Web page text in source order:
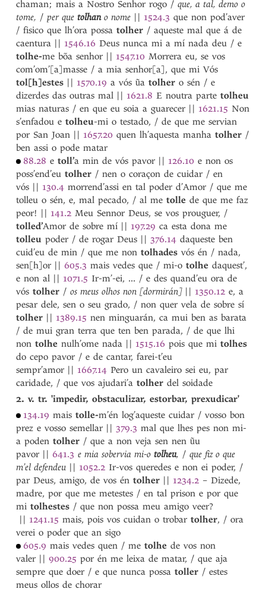
touço
touquinegra
Touro
toutuço
trabalhar
trabalho
traedor
traedor
traer
traer2
tragazeite
trager
traicion
traiçon
trajeitador
trajeitar
tralado
trameter
Trancoso
transida
transido
transido
transmoleira
tras
trasfumada
*trasfumado
trasnoitar
traspassada
traspassado
trastempada
trastempado
trastornada
trastornado
trastornar
travador
travar
trazer
trebelhador
trebelhar
trebelho
Treeçon
treedor
tregoa
tremer
treminhar
chaman; mais a Nostro Senhor rogo /que, a tal, demo o
tome, /per quetolhano nome || 1524.3 que non pod’aver
/ fisico que lh’ora possatolher / aqueste mal que á de
caentura || 1546.16 Deus nunca mi a mí nada deu / e
tolhe-me bõa senhor || 1547.10 Morrera eu, se vos
com’om’[a]masse / a mia senhor[a], que mi Vós
tol[h]estes || 1570.19 a vós ũatolher o sén / e
dizerdes das outras mal || 1621.8 E noutra partetolheu
mias naturas / en que eu soia a guarecer || 1621.15 Non
s’enfadou etolheu-mi o testado, / de que me servian
por San Joan || 1657.20 quen lh’aquesta manhatolher /
ben assi o pode matar
88.28 etoll’a min de vós pavor || 126.10 e non os
poss’end’eutolher / nen o coraçon de cuidar / en
vós || 130.4 morrend’assi en tal poder d’Amor / que me
tolleu o sén, e, mal pecado, / al metolle de que me faz
peor! || 141.2 Meu Sennor Deus, se vos prouguer, /
tolled’Amor de sobre mí || 197.29 ca esta dona me
tolleu poder / de rogar Deus || 376.14 daqueste ben
cuid’eu de min / que me nontolhades vós én / nada,
sen[h]or || 605.3 mais vedes que / mi-otolhe daquest’,
e non al || 1071.5 Ir-m’-ei, ... / e des quand’eu ora de
vóstolher /os meus olhos non [dormirán] || 1350.12 e, a
pesar dele, sen o seu grado, / non quer vela de sobre sí
tolher || 1389.15 nen minguarán, ca mui ben as barata
/ de mui gran terra que ten ben parada, / de que lhi
nontolhe nulh’ome nada || 1515.16 pois que mitolhes
do cepo pavor / e de cantar, farei-t’eu
sempr’amor || 1667.14 Pero un cavaleiro sei eu, par
caridade, / que vos ajudari’atolher del soidade
2. v. tr. 'impedir, obstaculizar, estorbar, prexudicar'
134.19 maistolle-m’én log’aqueste cuidar / vosso bon
prez e vosso semellar || 379.3 mal que lhes pes non mi-
a podentolher / que a non veja sen nen ũu
pavor || 641.3 e mia sobervia mi-otolheu, /que fiz o que
m’el defendeu || 1052.2 Ir-vos queredes e non ei poder, /
par Deus, amigo, de vos éntolher || 1234.2 – Dizede,
madre, por que me metestes / en tal prison e por que
mitolhestes / que non possa meu amigo veer?
|| 1241.15 mais, pois vos cuidan o trobartolher, / ora
verei o poder que an sigo
605.9 mais vedes quen / metolhe de vos non
valer || 900.25 por én me leixa de matar, / que aja
sempre que doer / e que nunca possatoller / estes
meus ollos de chorar